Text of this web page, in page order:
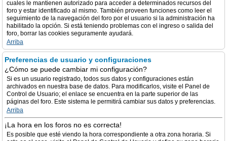
cuales le mantienen autorizado para acceder a determinados recursos del
foro y estar identificado al mismo. También proveen funciones como leer el
seguimiento de la navegación del foro por el usuario si la administración ha
habilitado la opción. Si está teniendo problemas con el ingreso o salida del
foro, borrar las cookies seguramente ayudará.
Arriba
Preferencias de usuario y configuraciones
¿Cómo se puede cambiar mi configuración?
Si es un usuario registrado, todos sus datos y configuraciones están
archivados en nuestra base de datos. Para modificarlos, visite el Panel de
Control de Usuario; el enlace se encuentra en la parte superior de las
páginas del foro. Este sistema le permitirá cambiar sus datos y preferencias.
Arriba
¡La hora en los foros no es correcta!
Es posible que esté viendo la hora correspondiente a otra zona horaria. Si